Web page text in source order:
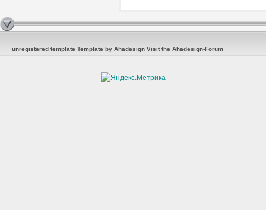
unregistered template Template by Ahadesign Visit the Ahadesign-Forum